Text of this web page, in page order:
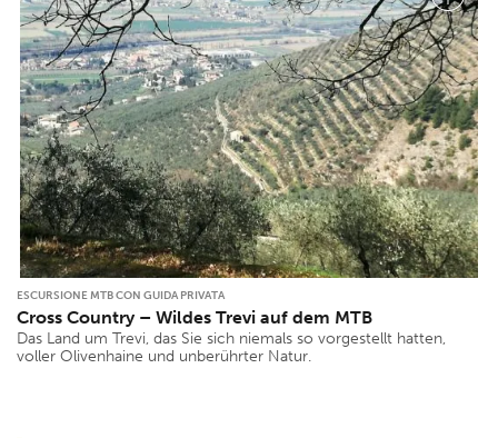
ESCURSIONE MTB CON GUIDA PRIVATA
Cross Country – Wildes Trevi auf dem MTB
Das Land um Trevi, das Sie sich niemals so vorgestellt hatten,
voller Olivenhaine und unberührter Natur.